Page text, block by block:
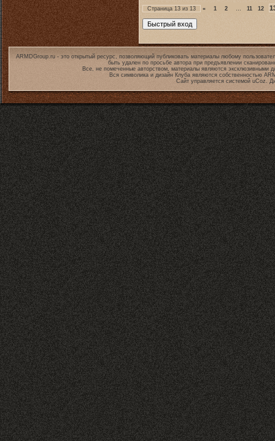
Страница 13 из 13 « 1 2 … 11 12
ARMDGroup.ru - это открытый ресурс, позволяющий публиковать материалы любому
быть удален по просьбе автора при предъявлении
Все, не помеченные авторством, материалы являются эксклюзивными
Вся символика и дизайн Клуба являются собственностью
Сайт управляется системой uCoz.